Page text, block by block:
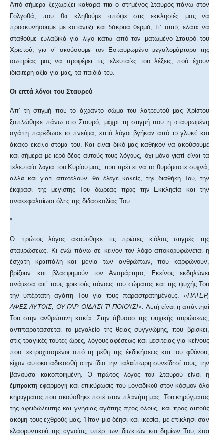
Από σήμερα ξεχωρίζει καθαρά πια ο στημένος Σταυρός πάνω στον
Γολγοθά, που θα κληθούμε απόψε στις εκκλησιές μας να
προσκυνήσουμε με κατάνυξι και δάκρυα θερμά, Γι’ αυτό, ελάτε να
σταθούμε ευλαβικά για λίγο κάτω από τον ματωμένο Σταυρό του
Χριστού, για ν’ ακούσουμε τον Εσταυρωμένο μεγαλομάρτυρα της
σωτηρίας μας να προφέρει τις τελευταίες του λέξεις, πού έχουν
ιδιαίτερη αξία για μας, τα παιδιά του.
Οι επτά λόγοι του Σταυρού
Απ’ τη στιγμή που το άχραντο σώμα του λατρευτού μας Χρίστου
ξαπλώθηκε πάνω στο Σταυρό, μέχρι τη στιγμή που η σταυρωμένη
αγάπη παρέδωσε το πνεύμα, επτά λόγοι βγήκαν από το γλυκό και
άκακο εκείνο στόμα του. Και είναι δικό μας καθήκον να ακούσουμε
και σήμερα με ιερό δέος αυτούς τους λόγους, όχι μόνο γιατί είναι τα
τελευταία λόγια του Κυρίου μας, που πρέπει να τα θυμόμαστε συχνά,
αλλά και γιατί αποτελούν, θα έλεγε κανείς, την διαθήκη Του, την
έκφρασι της μεγίστης Του δωρεάς προς την Εκκλησία και την
ανακεφαλαίωσι όλης της διδασκαλίας Του.
*
Ο πρώτος λόγος ακούσθηκε τις πρώτες κιόλας στιγμές της
σταυρώσεως. Κι ενώ πάνω σε κείνον τον λόφο αποκορυφώνεται η
έσχατη κραιπάλη και μανία των ανθρώπων, που καρφώνουν,
βρίζουν και βλασφημούν τον Αναμάρτητο, Εκείνος εκδηλώνει
ανάμεσα απ’ τους φρικτούς πόνους του σώματος και της ψυχής Του
την υπέρτατη αγάπη Του για τους παραστρατημένους. «ΠΑΤΕΡ,
ΑΦΕΣ ΑΥΤΟΙΣ, ΟΥ ΓΑΡ ΟΙΔΑΣΙ ΤΙ ΠΟΙΟΥΣΙ» . Αυτή είναι η απάντησί
Του στην ανθρώπινη κακία. Στην άβυσσο της ψυχικής πυρώσεως,
αντιπαρατάσσεται το μεγαλείο της θείας συγγνώμης, που βρίσκει,
στις τραγικές τούτες ώρες, λόγους αφέσεως και μεσιτείας για κείνους
που, εκτροχιασμένοι από τη μέθη της έκδικήσεως και του φθόνου,
είχαν αυτοκαταδικασθή στην ίδια την ταλαίπωρη συνείδησί τους, την
βάναυσα κακοποιημένη. Ο πρώτος λόγος του Σταυρού είναι η
έμπρακτη εφαρμογή και επικύρωσις του μοναδικού στον κόσμον όλο
κηρύγματος που ακούσθηκε ποτέ στον πλανήτη μας. Του κηρύγματος
της αφειδώλευτης και γνήσιας αγάπης προς όλους, και προς αυτούς
ακόμη τους εχθρούς μας. Ήταν μια δέησι και ικεσία, με επίκλησι σαν
ελαφρυντικού της αγνοίας, υπέρ των διωκτών και δημίων Του, έτσι